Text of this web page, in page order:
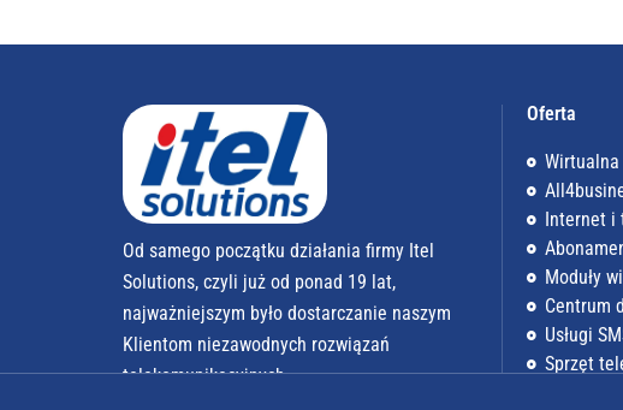
Od samego początku działania firmy Itel
Solutions, czyli już od ponad 19 lat,
najważniejszym było dostarczanie naszym
Klientom niezawodnych rozwiązań
telekomunikacyjnych.
Oferta
Internet i
Moduły
Centrum
Usługi
Sprzęt